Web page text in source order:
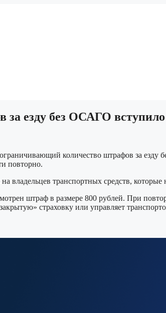
за езду без ОСАГО
количество штрафов за
повторно.
владельцев транспортных средств,
штраф в размере 800 рублей. При
страховку или управляет